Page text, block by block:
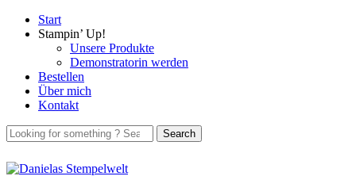
Start
Stampin’ Up!
Unsere Produkte
Demonstratorin werden
Bestellen
Über mich
Kontakt